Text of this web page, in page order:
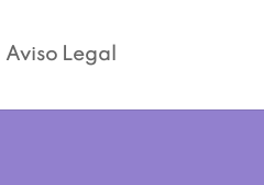
Aviso Legal